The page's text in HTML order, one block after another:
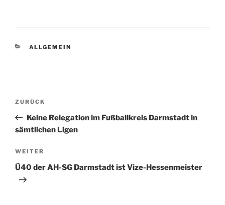
KATEGORIEN
ALLGEMEIN
Beitrags-
Vorheriger
Beitrag
ZURÜCK
Keine Relegation im Fußballkreis Darmstadt in
sämtlichen Ligen
Nächster
Beitrag
WEITER
Ü40 der AH-SG Darmstadt ist Vize-Hessenmeister